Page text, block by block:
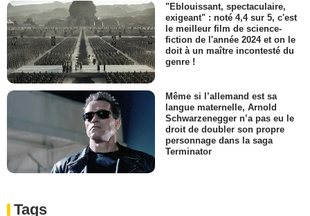
"Eblouissant, spectaculaire,
exigeant" : noté 4,4 sur 5, c'est
le meilleur film de science-
fiction de l'année 2024 et on le
doit à un maître incontesté du
genre !
Même si l’allemand est sa
langue maternelle, Arnold
Schwarzenegger n’a pas eu le
droit de doubler son propre
personnage dans la saga
Terminator
Tags